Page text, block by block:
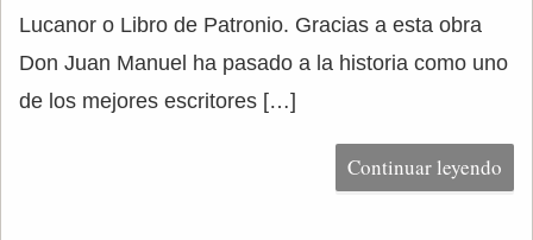
Lucanor o Libro de Patronio. Gracias a esta obra
Don Juan Manuel ha pasado a la historia como uno
de los mejores escritores […]
Continuar leyendo